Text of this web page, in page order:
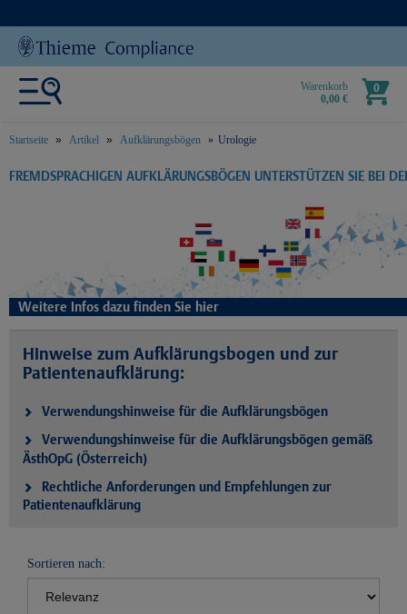
Warenkorb
0,00 €
0
Startseite Artikel Aufklärungsbögen Urologie
text.skipToContent
text.skipToNavigation
FREMDSPRACHIGEN AUFKLÄRUNGSBÖGEN UNTERSTÜTZEN SIE BEI
Weitere Infos dazu finden Sie hier
Hinweise zum Aufklärungsbogen und zur
Patientenaufklärung:
Verwendungshinweise für die Aufklärungsbögen
Verwendungshinweise für die Aufklärungsbögen gemäß
ÄsthOpG (Österreich)
Rechtliche Anforderungen und Empfehlungen zur
Patientenaufklärung
Sortieren nach: